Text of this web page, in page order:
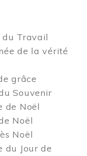
Travail
de la vérité
grâce
Souvenir
de Noël
Noël
Noël
du Jour de